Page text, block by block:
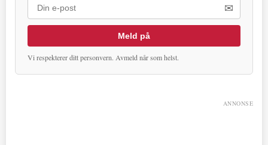
✉
Meld på
Vi respekterer ditt personvern. Avmeld når som helst.
ANNONSE